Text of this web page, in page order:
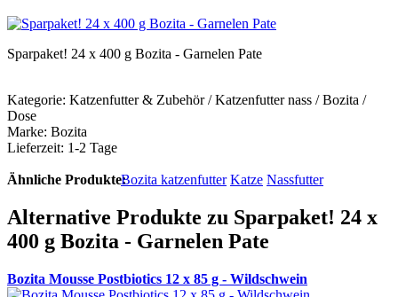
Sparpaket! 24 x 400 g Bozita - Garnelen Pate
Kategorie: Katzenfutter & Zubehör / Katzenfutter nass / Bozita /
Dose
Marke: Bozita
Lieferzeit: 1-2 Tage
Ähnliche Produkte:Bozita katzenfutter Katze Nassfutter
Alternative Produkte zu Sparpaket! 24 x
400 g Bozita - Garnelen Pate
Bozita Mousse Postbiotics 12 x 85 g - Wildschwein